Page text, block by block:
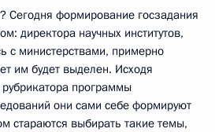
Сегодня формирование госзадания
директора научных институтов,
с министерствами, примерно
им будет выделен. Исходя
программы
они сами себе формируют
стараются выбирать такие темы,